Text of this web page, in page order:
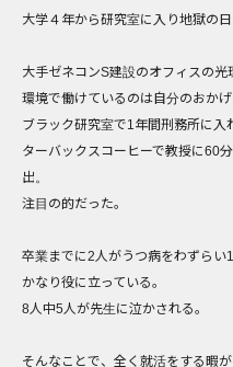
大学４年から研究室に入り地獄の日
大手ゼネコンS建設のオフィスの
環境で働けているのは自分のおかげ
ブラック研究室で1年間刑務所に入
ターバックスコーヒーで教授に60
出。
注目の的だった。
卒業までに2人がうつ病をわずらい
かなり役に立っている。
8人中5人が先生に泣かされる。
そんなことで、全く就活をする暇